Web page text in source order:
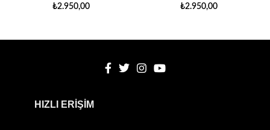
₺2.950,00 ₺2.950,00
HIZLI ERİŞİM